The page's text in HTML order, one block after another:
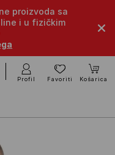
proizvoda sa
i u fizičkim
Profil Favoriti Košarica